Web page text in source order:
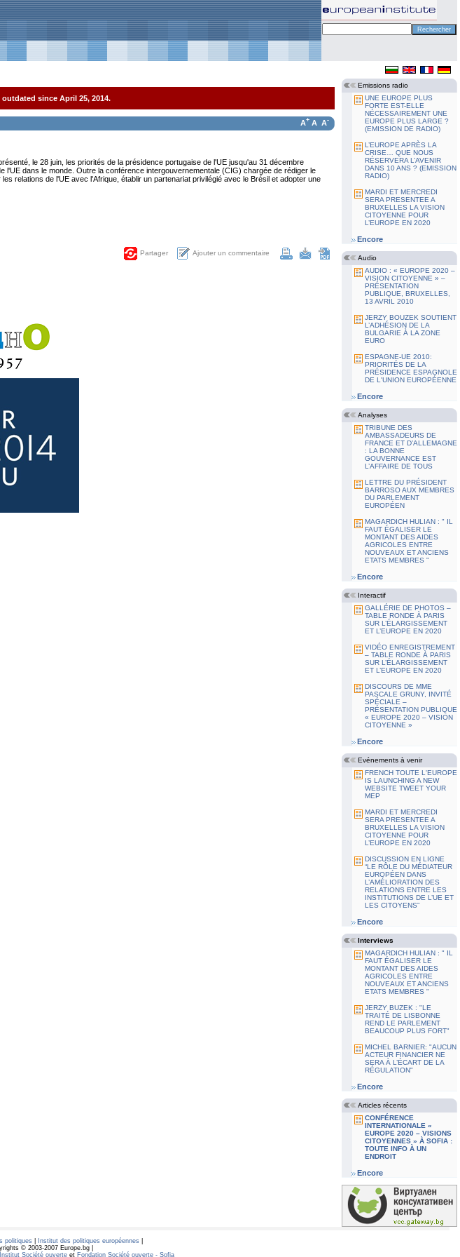
since April 25, 2014.
A+ A A-
le 28 juin, les priorités de la présidence portugaise de l'UE jusqu'au 31 décembre
l'UE dans le monde. Outre la conférence intergouvernementale (CIG) chargée de rédiger le
relations de l'UE avec l'Afrique, établir un partenariat privilégié avec le Brésil et adopter une
Partager Ajouter un commentaire
Emissions radio
UNE EUROPE PLUS
FORTE EST-ELLE
NÉCESSAIREMENT UNE
EUROPE PLUS LARGE ?
(EMISSION DE RADIO)
L’EUROPE APRÈS LA
CRISE… QUE NOUS
RÉSERVERA L’AVENIR
DANS 10 ANS ? (EMISSION
RADIO)
MARDI ET MERCREDI
SERA PRESENTEE A
BRUXELLES LA VISION
CITOYENNE POUR
L’EUROPE EN 2020
Encore
Audio
AUDIO : « EUROPE 2020 –
VISION CITOYENNE » –
PRÉSENTATION
PUBLIQUE, BRUXELLES,
13 AVRIL 2010
JERZY BOUZEK SOUTIENT
L’ADHÉSION DE LA
BULGARIE À LA ZONE
EURO
ESPAGNE-UE 2010:
PRIORITÉS DE LA
PRÉSIDENCE ESPAGNOLE
DE L'UNION EUROPÉENNE
Encore
Analyses
TRIBUNE DES
AMBASSADEURS DE
FRANCE ET D’ALLEMAGNE
: LA BONNE
GOUVERNANCE EST
L’AFFAIRE DE TOUS
LETTRE DU PRÉSIDENT
BARROSO AUX MEMBRES
DU PARLEMENT
EUROPÉEN
MAGARDICH HULIAN : " IL
FAUT ÉGALISER LE
MONTANT DES AIDES
AGRICOLES ENTRE
NOUVEAUX ET ANCIENS
ETATS MEMBRES "
Encore
Interactif
GALLÉRIE DE PHOTOS –
TABLE RONDE À PARIS
SUR L’ÉLARGISSEMENT
ET L’EUROPE EN 2020
VIDÉO ENREGISTREMENT
– TABLE RONDE À PARIS
SUR L’ÉLARGISSEMENT
ET L’EUROPE EN 2020
DISCOURS DE MME
PASCALE GRUNY, INVITÉ
SPÉCIALE –
PRÉSENTATION PUBLIQUE
« EUROPE 2020 – VISION
CITOYENNE »
Encore
Evénements à venir
FRENCH TOUTE L'EUROPE
IS LAUNCHING A NEW
WEBSITE TWEET YOUR
MEP
MARDI ET MERCREDI
SERA PRESENTEE A
BRUXELLES LA VISION
CITOYENNE POUR
L’EUROPE EN 2020
DISCUSSION EN LIGNE
“LE RÔLE DU MÉDIATEUR
EUROPÉEN DANS
L’AMÉLIORATION DES
RELATIONS ENTRE LES
INSTITUTIONS DE L’UE ET
LES CITOYENS”
Encore
Interviews
MAGARDICH HULIAN : " IL
FAUT ÉGALISER LE
MONTANT DES AIDES
AGRICOLES ENTRE
NOUVEAUX ET ANCIENS
ETATS MEMBRES "
JERZY BUZEK : "LE
TRAITÉ DE LISBONNE
REND LE PARLEMENT
BEAUCOUP PLUS FORT"
MICHEL BARNIER: "AUCUN
ACTEUR FINANCIER NE
SERA À L’ÉCART DE LA
RÉGULATION"
Encore
Articles récents
CONFÉRENCE
INTERNATIONALE «
EUROPE 2020 – VISIONS
CITOYENNES » À SOFIA :
TOUTE INFO À UN
ENDROIT
Encore
politiques Institut des politiques européennes
© 2003-2007 Europe.bg |
Institut Société ouverteet Fondation Société ouverte - Sofia